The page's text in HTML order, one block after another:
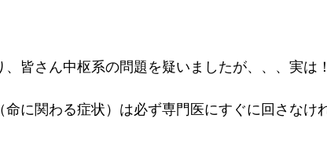
皆さん中枢系の問題を疑いましたが、、、実は
命に関わる症状）は必ず専門医にすぐに回さなけ